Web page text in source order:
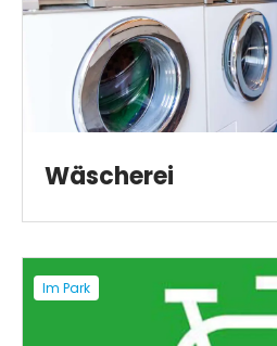
Wäscherei
Im Park